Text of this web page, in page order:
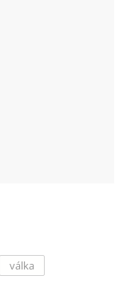
válka